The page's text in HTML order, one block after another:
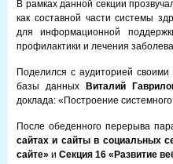
В рамках данной секции
как составной части системы
для информационной
профилактики и лечения
Поделился с аудиторией
базы данных
Виталий
доклада: «Построение
После обеденного перерыва
сайтах и сайты в социальных
сайте» и Секция 16 «Развитие